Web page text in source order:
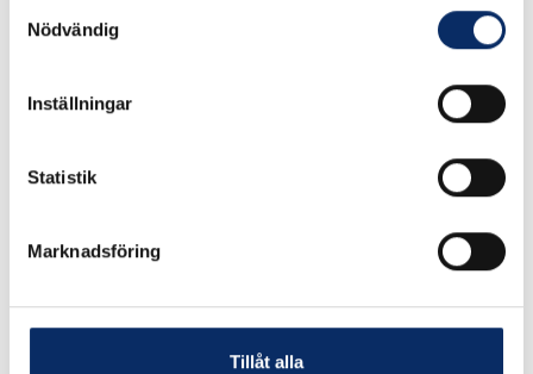
Nödvändig
Inställningar
Statistik
Marknadsföring
Tillåt alla
huvud MRX